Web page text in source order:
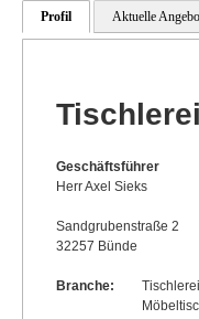
Profil Aktuelle
Geschäftsführer
Herr Axel Sieks
Sandgrubenstraße 2
32257 Bünde
Branche: